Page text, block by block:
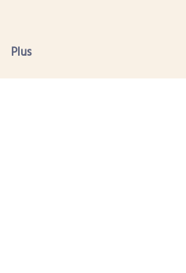
Plus